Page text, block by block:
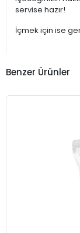
servise hazır!
İçmek için ise
Benzer Ürünler